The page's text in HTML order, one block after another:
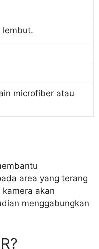
lembut.
microfiber atau
area yang terang
akan
menggabungkan